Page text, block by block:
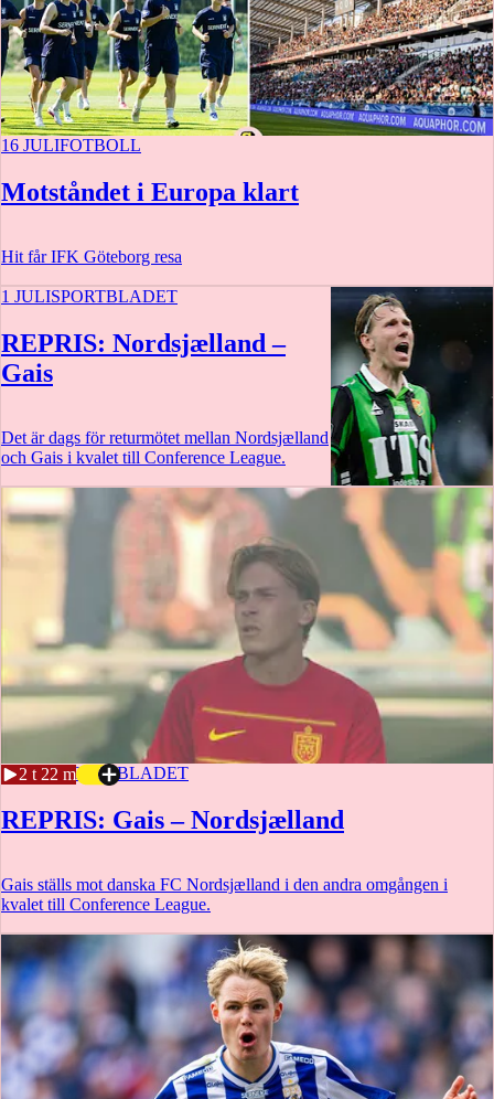
16 JULIFOTBOLL
Motståndet i Europa klart
Hit får IFK Göteborg resa
1 JULISPORTBLADET
REPRIS: Nordsjælland –
Gais
Det är dags för returmötet mellan Nordsjælland
och Gais i kvalet till Conference League.
2 t 4 m
2 t 22 m
24 JUNI SPORTBLADET
REPRIS: Gais – Nordsjælland
Gais ställs mot danska FC Nordsjælland i den andra omgången i
kvalet till Conference League.